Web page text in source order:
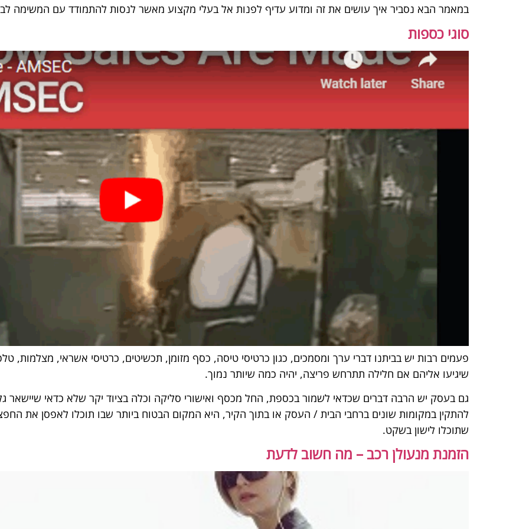
במאמר הבא נסביר איך עושים את זה ומדוע עדיף לפנות אל בעלי מקצוע מאשר לנסות להתמודד עם המשימה
סוגי כספות
פעמים רבות יש בביתנו דברי ערך ומסמכים, כגון כרטיסי טיסה, כסף מזומן, תכשיטים, כרטיסי אשראי, מצלמות,
שיגיעו אליהם אם חלילה תתרחש פריצה, יהיה כמה שיותר נמוך.
גם בעסק יש הרבה דברים שכדאי לשמור בכספת, החל מכסף ואישורי סליקה וכלה בציוד יקר שלא כדאי שיישאר
להתקין במקומות שונים ברחבי הבית / העסק או בתוך הקיר, היא המקום הבטוח ביותר שבו תוכלו לאפסן את
שתוכלו לישון בשקט.
הזמנת מנעולן רכב – מה חשוב לדעת